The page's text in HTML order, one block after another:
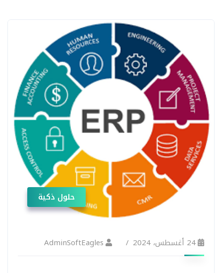
حلول ذكية
24 أغسطس، 2024 AdminSoftEagles